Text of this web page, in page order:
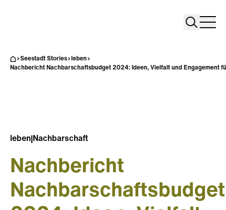
Search
Seestadt Stories
leben
Nachbericht Nachbarschaftsbudget 2024: Ideen, Vielfalt und Engagement
leben Nachbarschaft
Nachbericht
Nachbarschaftsbudget